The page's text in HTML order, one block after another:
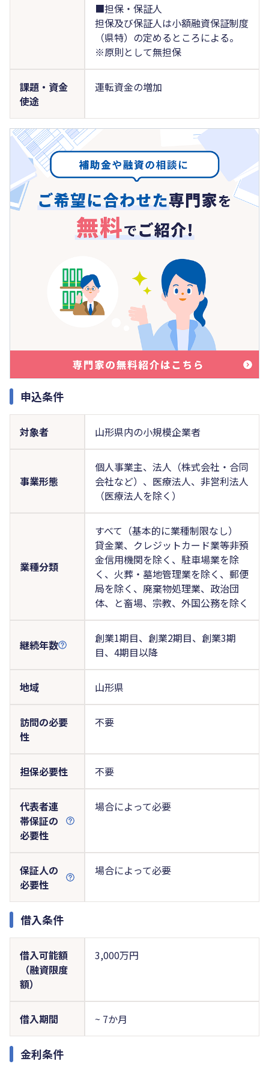
■担保・保証人
担保及び保証人は小額融資保証制度
（県特）の定めるところによる。
※原則として無担保
課題・資金
使途
運転資金の増加
申込条件
対象者 山形県内の小規模企業者
事業形態
個人事業主、法人（株式会社・合同
会社など）、医療法人、非営利法人
（医療法人を除く）
業種分類
すべて（基本的に業種制限なし）
貸金業、クレジットカード業等非預
金信用機関を除く、駐車場業を除
く、火葬・墓地管理業を除く、郵便
局を除く、廃棄物処理業、政治団
体、と畜場、宗教、外国公務を除く
継続年数
創業1期目、創業2期目、創業3期
目、4期目以降
地域 山形県
訪問の必要
性
不要
担保必要性 不要
代表者連
帯保証の
必要性
場合によって必要
保証人の
必要性
場合によって必要
借入条件
借入可能額
（融資限度
額）
3,000万円
借入期間 ~ 7か月
金利条件